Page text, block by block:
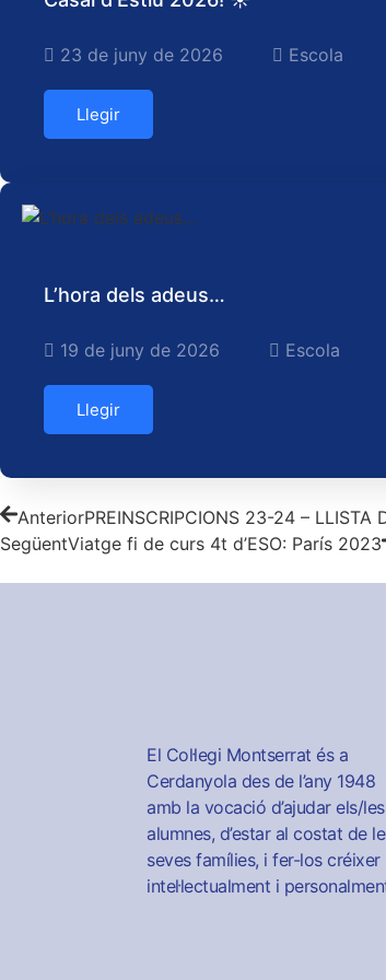
23 de juny de 2026 Escola
Llegir
L’hora dels adeus…
19 de juny de 2026 Escola
Llegir
AnteriorPREINSCRIPCIONS 23-24 – LLISTA
SegüentViatge fi de curs 4t d’ESO: París 2023
El Col·legi Montserrat és a
Cerdanyola des de l’any 1948
amb la vocació d’ajudar els/les
alumnes, d’estar al costat de
seves famílies, i fer-los créixer
intel·lectualment i